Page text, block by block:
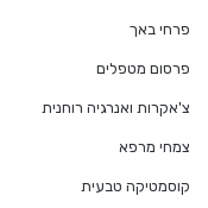
פרחי באך
פרסום מטפלים
צ'אקרות ואנרגיה רוחנית
צמחי מרפא
קוסמטיקה טבעית